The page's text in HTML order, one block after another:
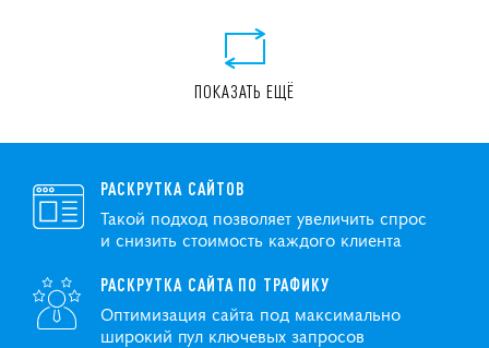
ПОКАЗАТЬ ЕЩЁ
РАСКРУТКА САЙТОВ
Такой подход позволяет увеличить спрос
и снизить стоимость каждого клиента
РАСКРУТКА САЙТА ПО ТРАФИКУ
Оптимизация сайта под максимально
широкий пул ключевых запросов